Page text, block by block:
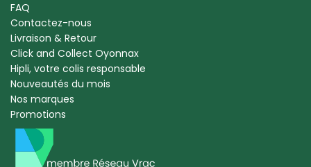
FAQ
Contactez-nous
Livraison & Retour
Click and Collect Oyonnax
Hipli, votre colis responsable
Nouveautés du mois
Nos marques
Promotions